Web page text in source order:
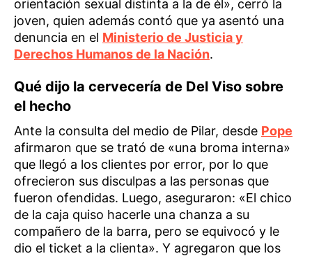
orientación sexual distinta a la de él», cerró la
joven, quien además contó que ya asentó una
denuncia en el Ministerio de Justicia y
Derechos Humanos de la Nación.
Qué dijo la cervecería de Del Viso sobre
el hecho
Ante la consulta del medio de Pilar, desde Pope
afirmaron que se trató de «una broma interna»
que llegó a los clientes por error, por lo que
ofrecieron sus disculpas a las personas que
fueron ofendidas. Luego, aseguraron: «El chico
de la caja quiso hacerle una chanza a su
compañero de la barra, pero se equivocó y le
dio el ticket a la clienta». Y agregaron que los